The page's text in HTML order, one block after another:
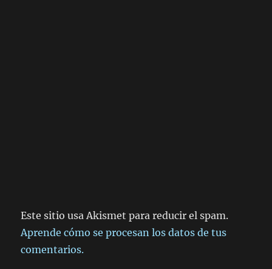
Este sitio usa Akismet para reducir el spam.
Aprende cómo se procesan los datos de tus
comentarios.